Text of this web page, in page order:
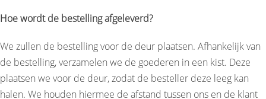
Hoe wordt de bestelling afgeleverd?
We zullen de bestelling voor de deur plaatsen. Afhankelijk van
de bestelling, verzamelen we de goederen in een kist. Deze
plaatsen we voor de deur, zodat de besteller deze leeg kan
halen. We houden hiermee de afstand tussen ons en de klant